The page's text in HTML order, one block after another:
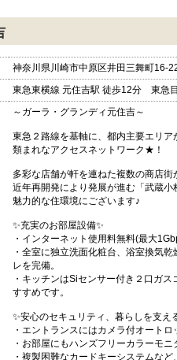
神奈川県川崎市中原区井田三舞町16-
東急東横線 元住吉駅 徒歩12分 東急
～ガーラ・グランディ元住吉～
東急２路線を基軸に、都内主要エリ
類まれなアクセスネットワーク★！
多彩な店舗が軒を連ねた複数の商店街
近年再開発により発展が進む「武蔵小
魅力的な住環境にございます♪
✨充実のお部屋設備✨
・インターネット使用料無料(最大
・全室に独立洗面化粧台、浴室換気
レを完備。
・キッチンはSiセンサー付き２口ガ
すすめです。
✨安心のセキュリティ、暮らしを支え
・エントランスにはカメラ付オートロ
・お部屋にもハンズフリーカラーモ
・複製困難なカードキーシステムな